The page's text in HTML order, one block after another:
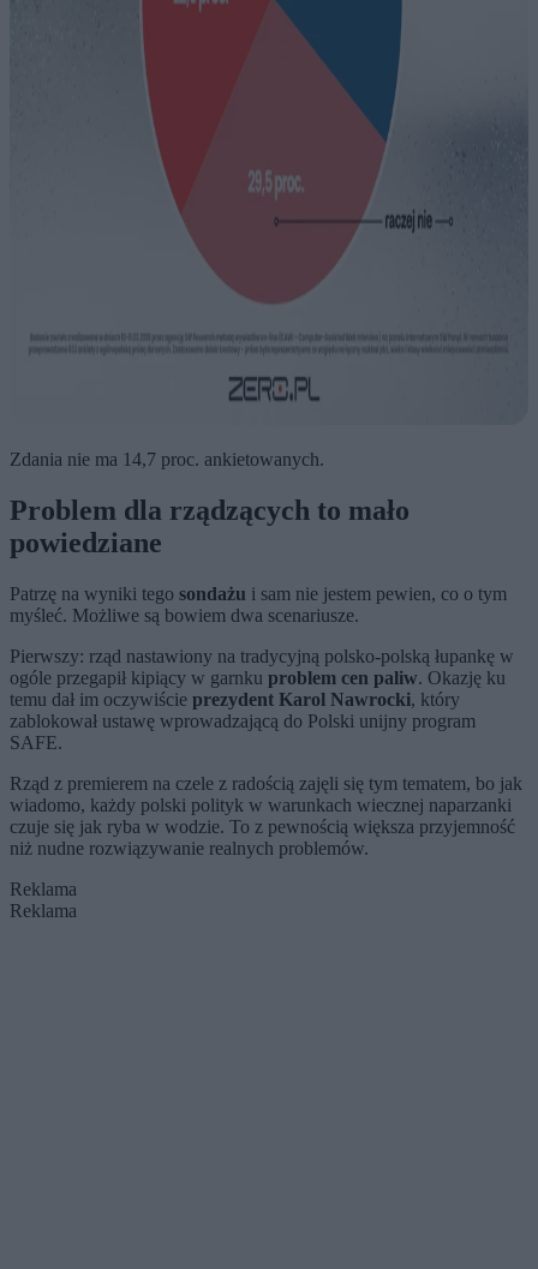
Zdania nie ma 14,7 proc. ankietowanych.
Problem dla rządzących to mało
powiedziane
Patrzę na wyniki tego sondażu i sam nie jestem pewien, co o tym
myśleć. Możliwe są bowiem dwa scenariusze.
Pierwszy: rząd nastawiony na tradycyjną polsko-polską łupankę w
ogóle przegapił kipiący w garnku problem cen paliw. Okazję ku
temu dał im oczywiście prezydent Karol Nawrocki, który
zablokował ustawę wprowadzającą do Polski unijny program
SAFE.
Rząd z premierem na czele z radością zajęli się tym tematem, bo jak
wiadomo, każdy polski polityk w warunkach wiecznej naparzanki
czuje się jak ryba w wodzie. To z pewnością większa przyjemność
niż nudne rozwiązywanie realnych problemów.
Reklama
Reklama